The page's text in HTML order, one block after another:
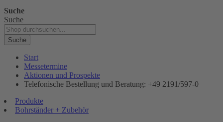
Suche
Suche
Suche
Start
Messetermine
Aktionen und Prospekte
Telefonische Bestellung und Beratung: +49 2191/597-0
Produkte
Bohrständer + Zubehör